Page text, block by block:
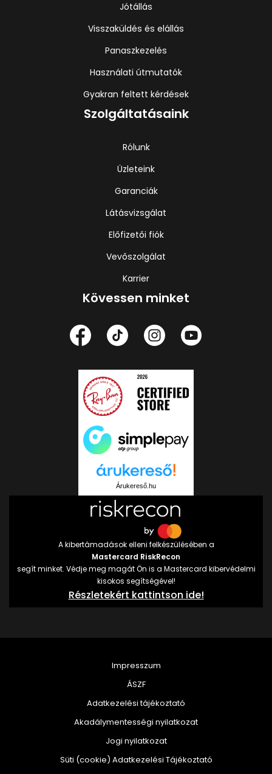
Jótállás
Visszaküldés és elállás
Panaszkezelés
Használati útmutatók
Gyakran feltett kérdések
Szolgáltatásaink
Rólunk
Üzleteink
Garanciák
Látásvizsgálat
Előfizetői fiók
Vevőszolgálat
Karrier
Kövessen minket
Árukereső.hu
A kibertámadások elleni felkészülésében a
Mastercard RiskRecon
segít minket. Védje meg magát Ön is a Mastercard kibervédelmi
kisokos segítségével!
Részletekért kattintson ide!
Impresszum
ÁSZF
Adatkezelési tájékoztató
Akadálymentességi nyilatkozat
Jogi nyilatkozat
Süti (cookie) Adatkezelési Tájékoztató